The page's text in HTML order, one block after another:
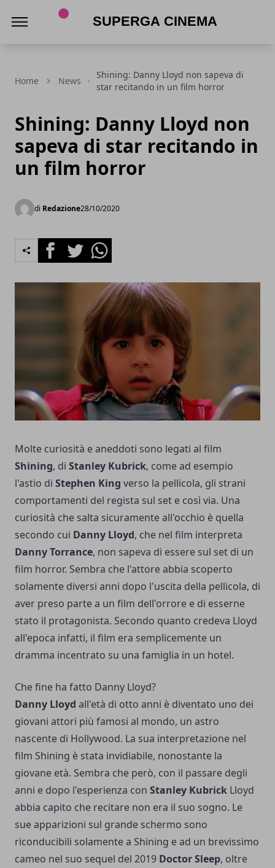
Home News
Shining: Danny Lloyd non sapeva di
star recitando in un film horror
Shining: Danny Lloyd non
sapeva di star recitando in
un film horror
di Redazione28/10/2020
FacebookTwitterWhatsapp
Molte curiosità e aneddoti sono legati al film
Shining, di Stanley Kubrick, come ad esempio
l'astio di Stephen King verso la pellicola, gli strani
comportamenti del regista sul set e così via. Una
curiosità che salta sicuramente all'occhio è quella
secondo cui Danny Lloyd, che nel film interpreta
Danny Torrance, non sapeva di essere sul set di un
film horror. Sembra che l'attore abbia scoperto
solamente diversi anni dopo l'uscita della pellicola, di
aver preso parte a un film dell'orrore e di esserne
stato il protagonista. Secondo quanto credeva Lloyd
all'epoca infatti, il film era semplicemente un
dramma incentrato su una famiglia in un hotel.
Che fine ha fatto Danny Lloyd?
Danny Lloyd all'età di otto anni è diventato uno dei
giovani attori più famosi al mondo, un astro
nascente di Hollywood. La sua interpretazione nel
film Shining è stata invidiabile, nonostante la
giovane età. Sembra che però, con il passare degli
anni e dopo l'esperienza con Stanley Kubrick Lloyd
abbia capito che recitare non era il suo sogno. Le
sue apparizioni sul grande schermo sono
riconducibili solamente a Shining e ad un brevissimo
cameo nel suo sequel del 2019 Doctor Sleep, oltre